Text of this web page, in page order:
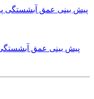
پیش بینی عمق آبشستگی